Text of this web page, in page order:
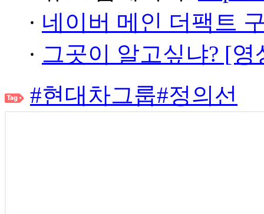
· 네이버 메인 더팩트
· 그곳이 알고싶냐? [
#현대차그룹#정의선